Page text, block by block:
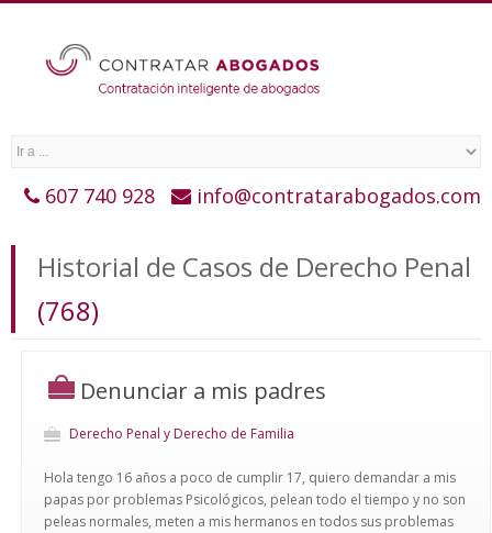
607 740 928 info@contratarabogados.com
Historial de Casos de Derecho Penal
(768)
Denunciar a mis padres
Derecho Penal y Derecho de Familia
Hola tengo 16 años a poco de cumplir 17, quiero demandar a mis
papas por problemas Psicológicos, pelean todo el tiempo y no son
peleas normales, meten a mis hermanos en todos sus problemas